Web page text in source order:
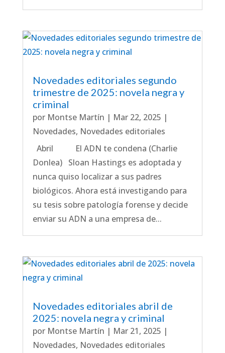
Novedades editoriales segundo
trimestre de 2025: novela negra y
criminal
por Montse Martín | Mar 22, 2025 |
Novedades, Novedades editoriales
Abril El ADN te condena (Charlie
Donlea) Sloan Hastings es adoptada y
nunca quiso localizar a sus padres
biológicos. Ahora está investigando para
su tesis sobre patología forense y decide
enviar su ADN a una empresa de...
Novedades editoriales abril de
2025: novela negra y criminal
por Montse Martín | Mar 21, 2025 |
Novedades, Novedades editoriales